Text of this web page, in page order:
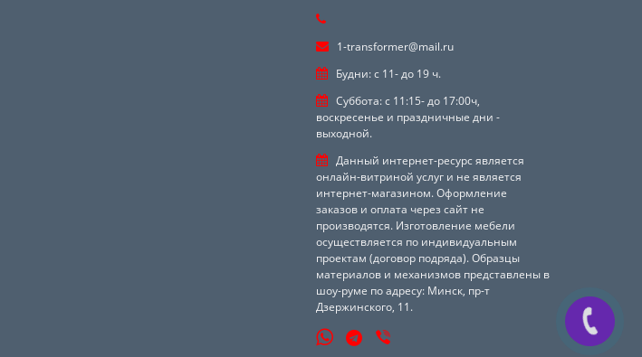
1-transformer@mail.ru
Будни: с 11- до 19 ч.
Суббота: с 11:15- до 17:00ч,
воскресенье и праздничные дни -
выходной.
Данный интернет-ресурс является
онлайн-витриной услуг и не является
интернет-магазином. Оформление
заказов и оплата через сайт не
производятся. Изготовление мебели
осуществляется по индивидуальным
проектам (договор подряда). Образцы
материалов и механизмов представлены в
шоу-руме по адресу: Минск, пр-т
Дзержинского, 11.